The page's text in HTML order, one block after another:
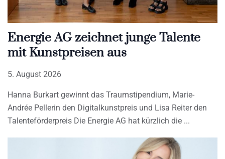
Energie AG zeichnet junge Talente
mit Kunstpreisen aus
5. August 2026
Hanna Burkart gewinnt das Traumstipendium, Marie-
Andrée Pellerin den Digitalkunstpreis und Lisa Reiter den
Talenteförderpreis Die Energie AG hat kürzlich die